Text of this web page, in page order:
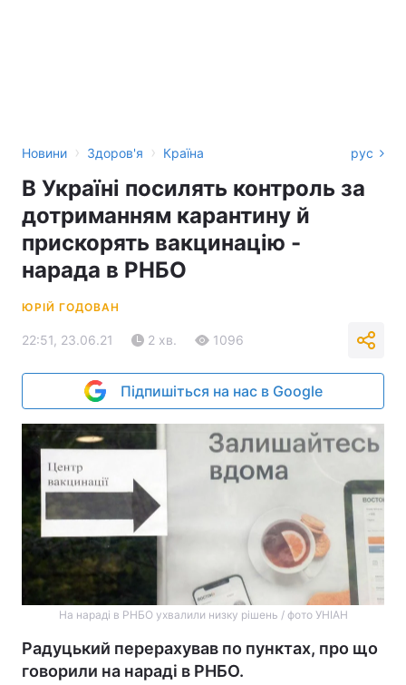
Новини › Здоров'я › Країна рус
В Україні посилять контроль за
дотриманням карантину й
прискорять вакцинацію -
нарада в РНБО
ЮРІЙ ГОДОВАН
22:51, 23.06.21 2 хв. 1096
Підпишіться на нас в Google
На нараді в РНБО ухвалили низку рішень / фото УНІАН
Радуцький перерахував по пунктах, про що
говорили на нараді в РНБО.